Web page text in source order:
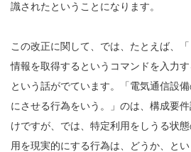
識されたということになります。
この改正に関して、では、たとえば、
情報を取得するというコマンドを入力す
という話がでています。「電気通信設
にさせる行為をいう。」のは、構成要
けですが、では、特定利用をしうる状
用を現実的にする行為は、どうか、とい